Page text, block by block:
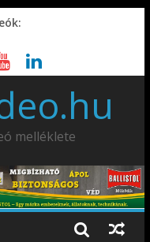
traumatikus marker
szakmérnöki,
perkussziós pisztoly
melléklete